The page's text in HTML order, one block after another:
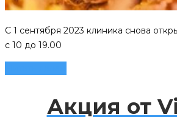
C 1 сентября 2023 клиника снова
с 10 до 19.00
Акция от